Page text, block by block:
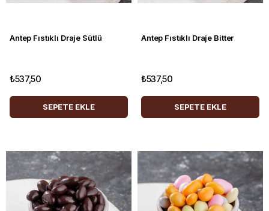
Antep Fıstıklı Draje Sütlü
₺537,50
SEPETE EKLE
Antep Fıstıklı Draje Bitter
₺537,50
SEPETE EKLE